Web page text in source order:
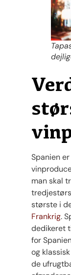
Spanien
man skal
største i
Frankrig.
dedikeret
for
og
de